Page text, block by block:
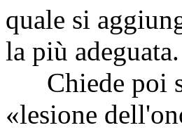
quale si
la più adeguata.
Chiede poi
«lesione